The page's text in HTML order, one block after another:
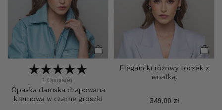
1 Opinia(e)
Opaska damska drapowana
kremowa w czarne groszki
Elegancki różowy toczek z
woalką.
Cena
349,00 zł